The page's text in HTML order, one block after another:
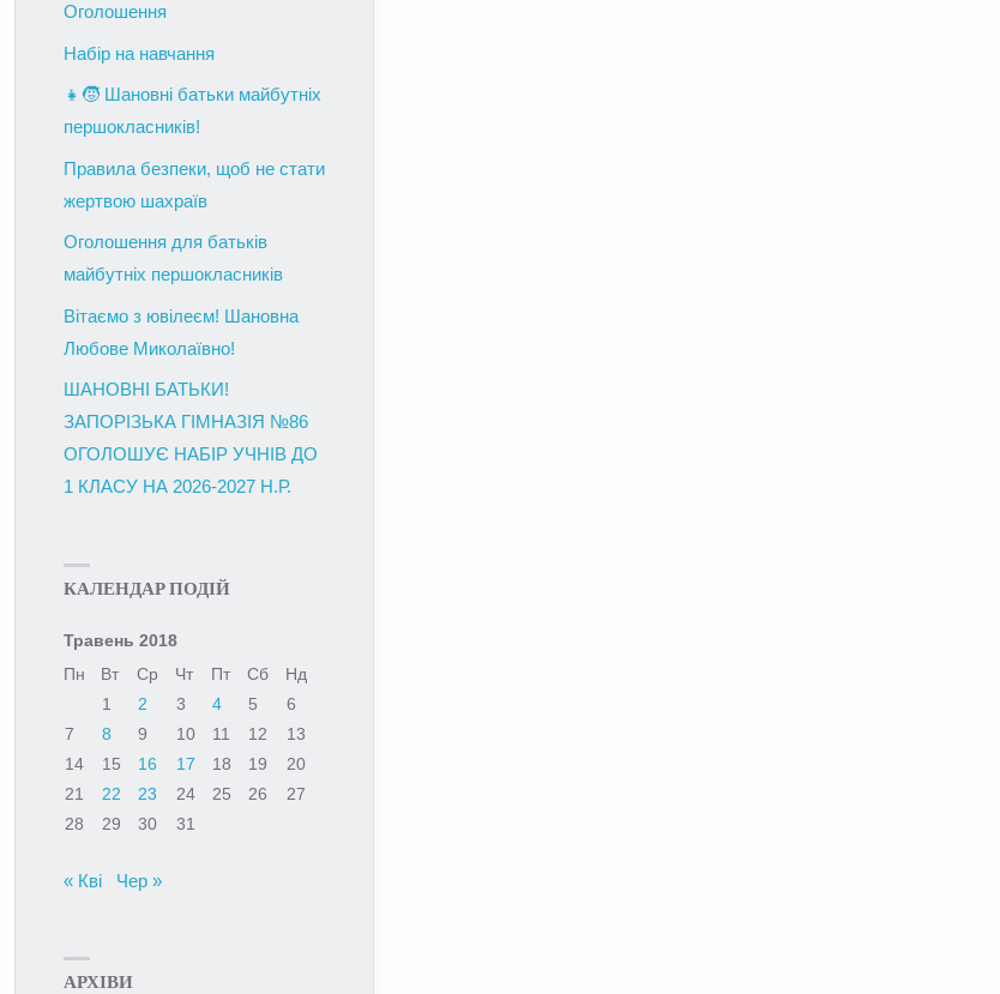
Оголошення
Набір на навчання
👧🧒 Шановні батьки майбутніх
першокласників!
Правила безпеки, щоб не стати
жертвою шахраїв
Оголошення для батьків
майбутніх першокласників
Вітаємо з ювілеєм! Шановна
Любове Миколаївно!
ШАНОВНІ БАТЬКИ!
ЗАПОРІЗЬКА ГІМНАЗІЯ №86
ОГОЛОШУЄ НАБІР УЧНІВ ДО
1 КЛАСУ НА 2026-2027 Н.Р.
КАЛЕНДАР ПОДІЙ
Травень 2018
Пн
Вт Ср Чт Пт Сб
Нд
1
2 3 4 5
6
7
8 9 10 11 12
13
14
15 16 17 18 19
20
21
22 23 24 25 26
27
28
29 30 31
« Кві Чер »
АРХІВИ